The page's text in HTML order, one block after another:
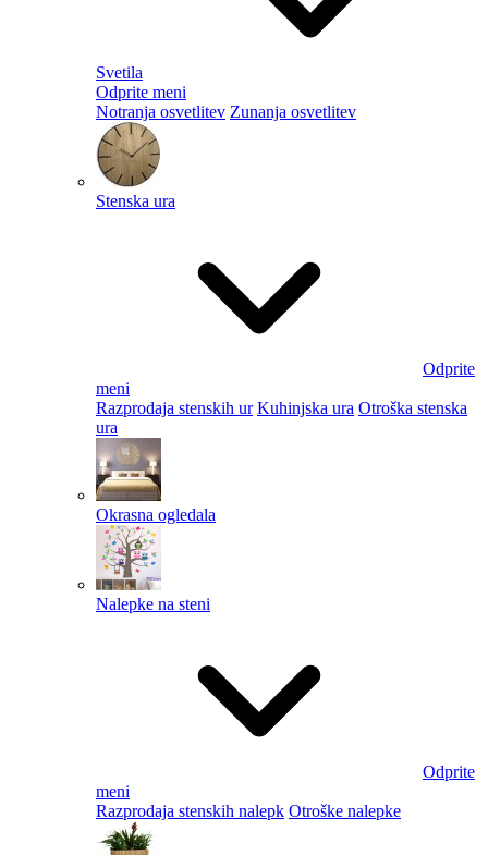
Svetila
Odprite meni
Notranja osvetlitev Zunanja osvetlitev
Stenska ura
Odprite
meni
Razprodaja stenskih ur Kuhinjska ura Otroška stenska
ura
Okrasna ogledala
Nalepke na steni
Odprite
meni
Razprodaja stenskih nalepk Otroške nalepke